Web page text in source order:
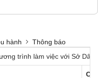
hành
Thông báo
trình làm việc với Sở
Cơ